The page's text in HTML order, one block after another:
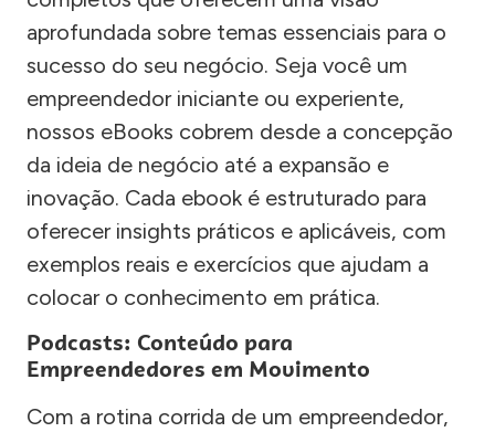
aprofundada sobre temas essenciais para o
sucesso do seu negócio. Seja você um
empreendedor iniciante ou experiente,
nossos eBooks cobrem desde a concepção
da ideia de negócio até a expansão e
inovação. Cada ebook é estruturado para
oferecer insights práticos e aplicáveis, com
exemplos reais e exercícios que ajudam a
colocar o conhecimento em prática.
Podcasts: Conteúdo para
Empreendedores em Movimento
Com a rotina corrida de um empreendedor,